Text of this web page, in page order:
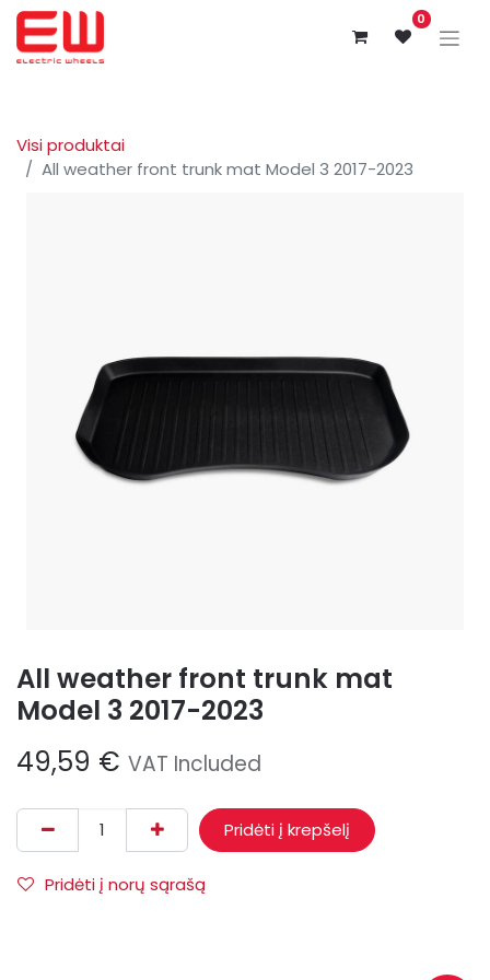
0
Visi produktai
All weather front trunk mat Model 3 2017-2023
All weather front trunk mat
Model 3 2017-2023
49,59 € VAT Included
Pridėti į krepšelį
Pridėti į norų sąrašą